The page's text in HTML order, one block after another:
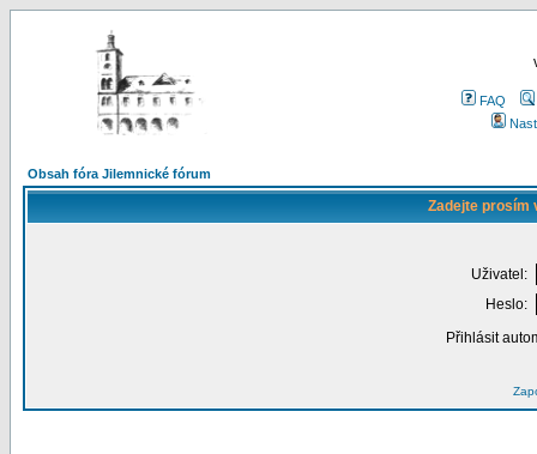
FAQ
Obsah fóra Jilemnické fórum
Zadejte prosím
Uživatel:
Heslo:
Přihlásit